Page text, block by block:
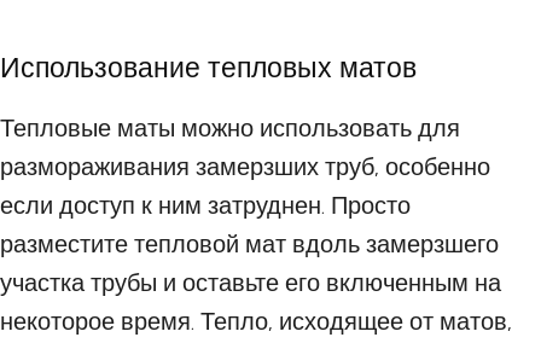
Использование тепловых матов
Тепловые маты можно использовать для
размораживания замерзших труб, особенно
если доступ к ним затруднен. Просто
разместите тепловой мат вдоль замерзшего
участка трубы и оставьте его включенным на
некоторое время. Тепло, исходящее от матов,